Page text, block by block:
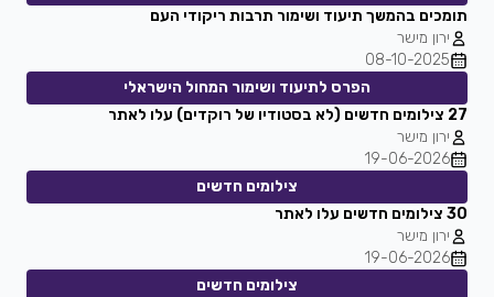
תומכים בהמשך תיעוד ושימור תרבות ריקודי העם
ירון מישר
08-10-2025
הפרס לתיעוד ושימור המחול הישראלי
27 צילומים חדשים (לא בסטודיו של רוקדים) עלו לאתר
ירון מישר
19-06-2026
צילומים חדשים
30 צילומים חדשים עלו לאתר
ירון מישר
19-06-2026
צילומים חדשים